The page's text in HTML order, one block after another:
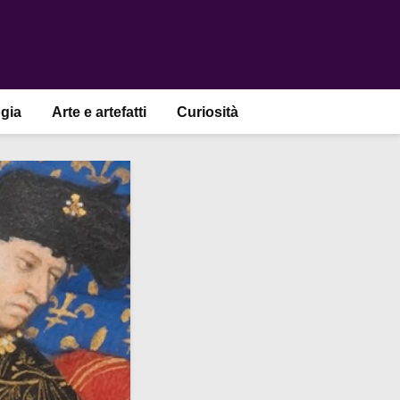
Arte e artefatti Curiosità